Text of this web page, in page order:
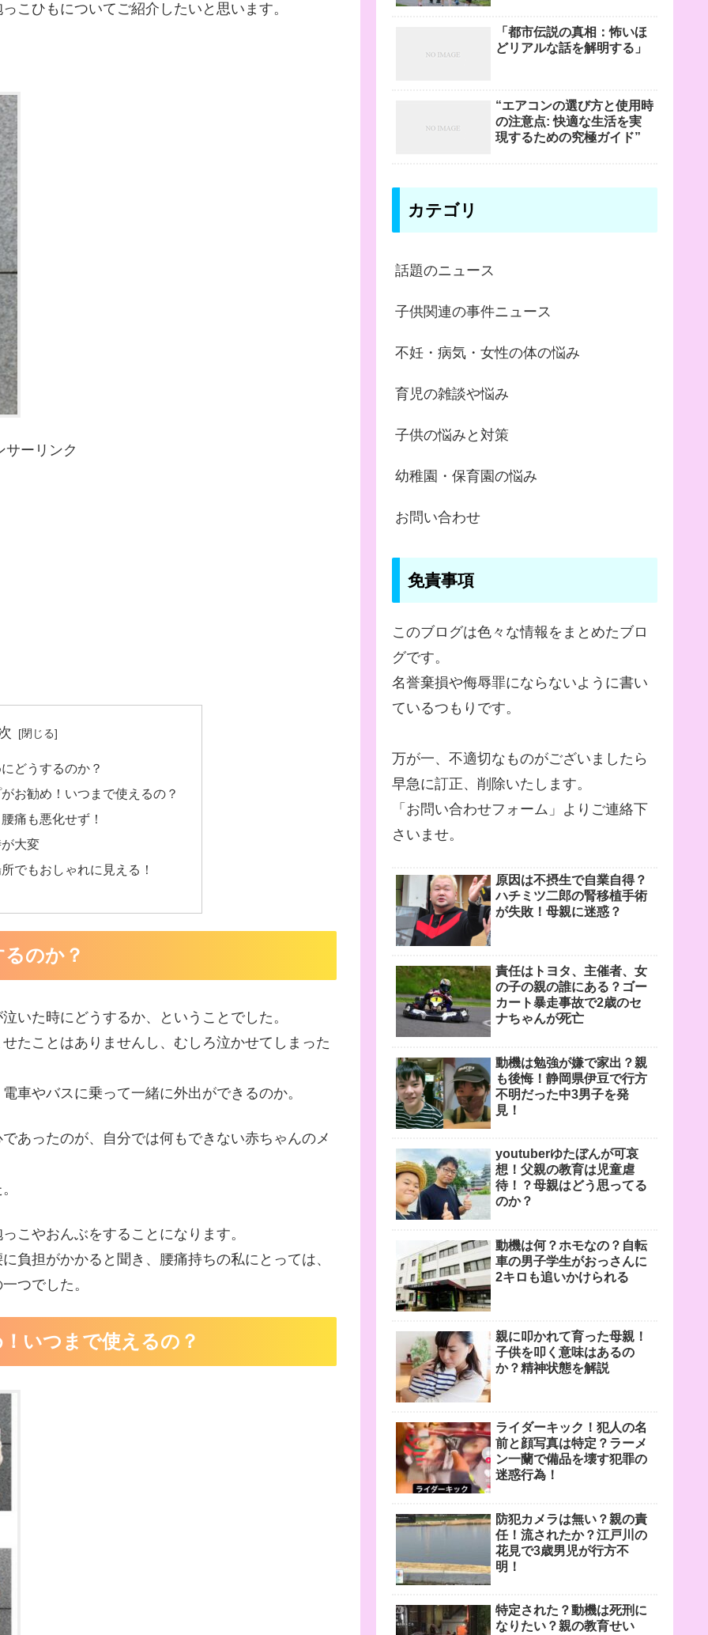
こひもについてご紹介したいと思います。
サーリンク
どうするのか？
お勧め！いつまで使えるの？
痛も悪化せず！
大変
でもおしゃれに見える！
のか？
いた時にどうするか、ということでした。
たことはありませんし、むしろ泣かせてしまった
車やバスに乗って一緒に外出ができるのか。
あったのが、自分では何もできない赤ちゃんのメ
こやおんぶをすることになります。
負担がかかると聞き、腰痛持ちの私にとっては、
つでした。
いつまで使えるの？
「都市伝説の真相：怖いほ
どリアルな話を解明する」
“エアコンの選び方と使用時
の注意点: 快適な生活を実
現するための究極ガイド”
カテゴリ
話題のニュース
子供関連の事件ニュース
不妊・病気・女性の体の悩み
育児の雑談や悩み
子供の悩みと対策
幼稚園・保育園の悩み
お問い合わせ
免責事項
このブログは色々な情報をまとめたブロ
グです。
名誉棄損や侮辱罪にならないように書い
ているつもりです。
万が一、不適切なものがございましたら
早急に訂正、削除いたします。
「お問い合わせフォーム」よりご連絡下
さいませ。
原因は不摂生で自業自得？
ハチミツ二郎の腎移植手術
が失敗！母親に迷惑？
責任はトヨタ、主催者、女
の子の親の誰にある？ゴー
カート暴走事故で2歳のセ
ナちゃんが死亡
動機は勉強が嫌で家出？親
も後悔！静岡県伊豆で行方
不明だった中3男子を発
見！
youtuberゆたぼんが可哀
想！父親の教育は児童虐
待！？母親はどう思ってる
のか？
動機は何？ホモなの？自転
車の男子学生がおっさんに
2キロも追いかけられる
親に叩かれて育った母親！
子供を叩く意味はあるの
か？精神状態を解説
ライダーキック！犯人の名
前と顔写真は特定？ラーメ
ン一蘭で備品を壊す犯罪の
迷惑行為！
防犯カメラは無い？親の責
任！流されたか？江戸川の
花見で3歳男児が行方不
明！
特定された？動機は死刑に
なりたい？親の教育せい